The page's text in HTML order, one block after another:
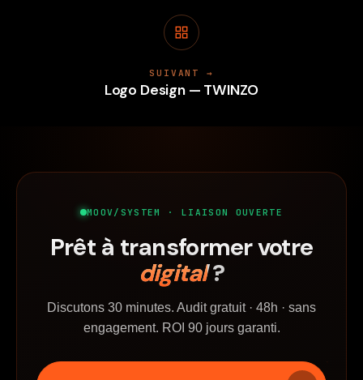
SUIVANT →
Logo Design — TWINZO
MOOV/SYSTEM · LIAISON OUVERTE
Prêt à transformer votre
digital?
Discutons 30 minutes. Audit gratuit · 48h · sans
engagement. ROI 90 jours garanti.